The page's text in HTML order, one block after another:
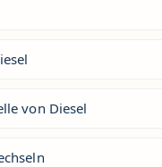
von Diesel